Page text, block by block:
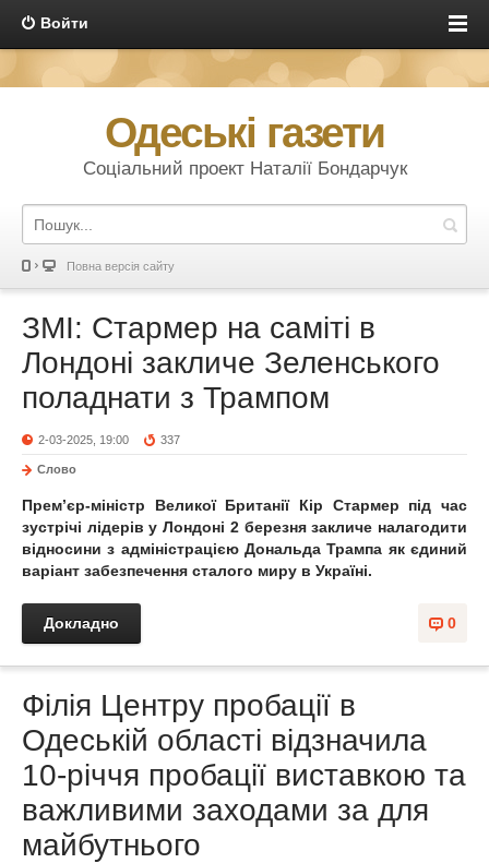
Войти
Одеські газети
Соціальний проект Наталії Бондарчук
Повна версія сайту
ЗМІ: Стармер на саміті в
Лондоні закличе Зеленського
поладнати з Трампом
2-03-2025, 19:00 337
Слово
Премʼєр-міністр Великої Британії Кір Стармер під час
зустрічі лідерів у Лондоні 2 березня закличе налагодити
відносини з адміністрацією Дональда Трампа як єдиний
варіант забезпечення сталого миру в Україні.
0
Докладно
Філія Центру пробації в
Одеській області відзначила
10-річчя пробації виставкою та
важливими заходами за для
майбутнього